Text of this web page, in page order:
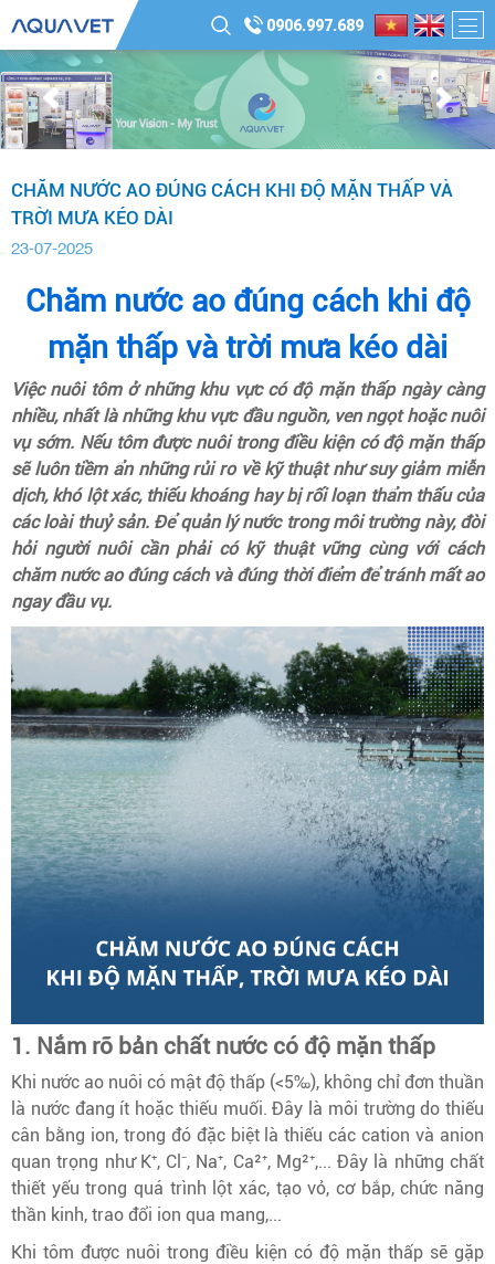
0906.997.689
CHĂM NƯỚC AO ĐÚNG CÁCH KHI ĐỘ MẶN THẤP VÀ
TRỜI MƯA KÉO DÀI
23-07-2025
Chăm nước ao đúng cách khi độ
mặn thấp và trời mưa kéo dài
Việc nuôi tôm ở những khu vực có độ mặn thấp ngày càng
nhiều, nhất là những khu vực đầu nguồn, ven ngọt hoặc nuôi
vụ sớm. Nếu tôm được nuôi trong điều kiện có độ mặn thấp
sẽ luôn tiềm ẩn những rủi ro về kỹ thuật như suy giảm miễn
dịch, khó lột xác, thiếu khoáng hay bị rối loạn thẩm thấu của
các loài thuỷ sản. Để quản lý nước trong môi trường này, đòi
hỏi người nuôi cần phải có kỹ thuật vững cùng với cách
chăm nước ao đúng cách và đúng thời điểm để tránh mất ao
ngay đầu vụ.
1. Nắm rõ bản chất nước có độ mặn thấp
Khi nước ao nuôi có mật độ thấp (<5‰), không chỉ đơn thuần
là nước đang ít hoặc thiếu muối. Đây là môi trường do thiếu
cân bằng ion, trong đó đặc biệt là thiếu các cation và anion
quan trọng như K⁺, Cl⁻, Na⁺, Ca²⁺, Mg²⁺,... Đây là những chất
thiết yếu trong quá trình lột xác, tạo vỏ, cơ bắp, chức năng
thần kinh, trao đổi ion qua mang,...
Khi tôm được nuôi trong điều kiện có độ mặn thấp sẽ gặp